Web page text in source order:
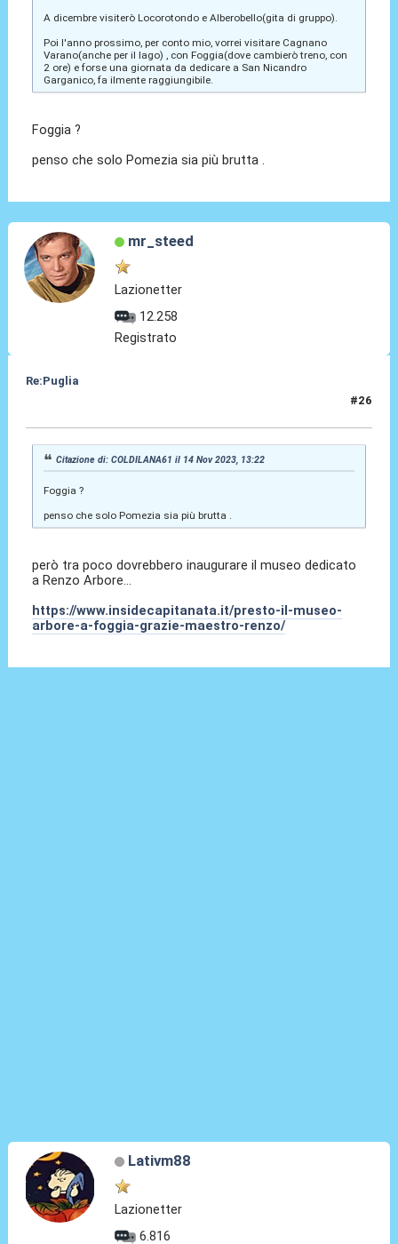
A dicembre visiterò Locorotondo e Alberobello(gita di gruppo).
Poi l'anno prossimo, per conto mio, vorrei visitare Cagnano
Varano(anche per il lago) , con Foggia(dove cambierò treno, con
2 ore) e forse una giornata da dedicare a San Nicandro
Garganico, fa ilmente raggiungibile.
Foggia ?
penso che solo Pomezia sia più brutta .
mr_steed
Lazionetter
12.258
Registrato
Re:Puglia
#26
Citazione di: COLDILANA61 il 14 Nov 2023, 13:22
Foggia ?
penso che solo Pomezia sia più brutta .
però tra poco dovrebbero inaugurare il museo dedicato
a Renzo Arbore...
https://www.insidecapitanata.it/presto-il-museo-
arbore-a-foggia-grazie-maestro-renzo/
Lativm88
Lazionetter
6.816